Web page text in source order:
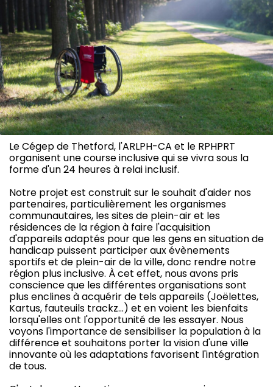
Le Cégep de Thetford, l'ARLPH-CA et le RPHPRT
organisent une course inclusive qui se vivra sous la
forme d'un 24 heures à relai inclusif.
Notre projet est construit sur le souhait d'aider nos
partenaires, particulièrement les organismes
communautaires, les sites de plein-air et les
résidences de la région à faire l'acquisition
d'appareils adaptés pour que les gens en situation de
handicap puissent participer aux évènements
sportifs et de plein-air de la ville, donc rendre notre
région plus inclusive. À cet effet, nous avons pris
conscience que les différentes organisations sont
plus enclines à acquérir de tels appareils (Joëlettes,
Kartus, fauteuils trackz...) et en voient les bienfaits
lorsqu'elles ont l'opportunité de les essayer. Nous
voyons l'importance de sensibiliser la population à la
différence et souhaitons porter la vision d'une ville
innovante où les adaptations favorisent l'intégration
de tous.